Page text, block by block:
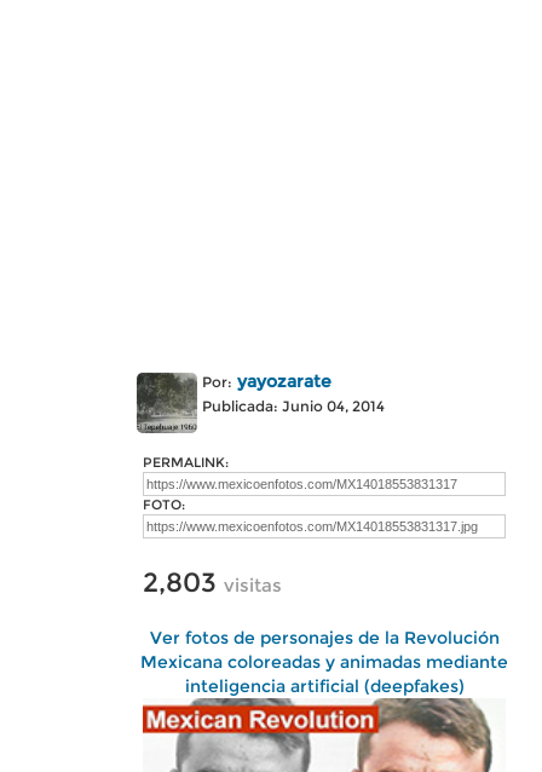
Por: yayozarate
Publicada: Junio 04, 2014
PERMALINK:
FOTO:
2,803 visitas
Ver fotos de personajes de la Revolución
Mexicana coloreadas y animadas mediante
inteligencia artificial (deepfakes)